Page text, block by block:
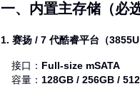
一、内置主存储（必选
1. 赛扬 / 7 代酷睿平台（
接口： Full‑size mSATA
容量： 128GB / 256GB /